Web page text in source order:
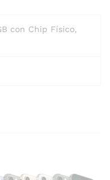
con Chip Físico,